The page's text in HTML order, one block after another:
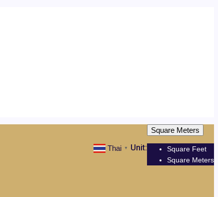
Thai ▼ Unit:
Square Meters
Square Feet
Square Meters